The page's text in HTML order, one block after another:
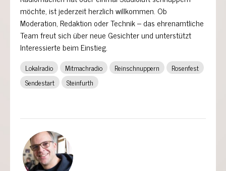
möchte, ist jederzeit herzlich willkommen. Ob
Moderation, Redaktion oder Technik – das ehrenamtliche
Team freut sich über neue Gesichter und unterstützt
Interessierte beim Einstieg.
Lokalradio Mitmachradio Reinschnuppern
Rosenfest
Sendestart
Steinfurth